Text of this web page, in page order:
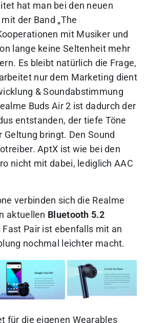
hat man bei den neuen
der Band „The
mit Musiker und
lange keine Seltenheit mehr
Es bleibt natürlich die Frage,
nur dem Marketing dient
& Soundabstimmung
Buds Air 2 ist dadurch der
entstanden, der tiefe Töne
Geltung bringt. Den Sound
AptX ist wie bei den
nicht mit dabei, lediglich AAC
verbinden sich die Realme
aktuellen Bluetooth 5.2
Pair ist ebenfalls mit an
nochmal leichter macht.
für die eigenen Wearables